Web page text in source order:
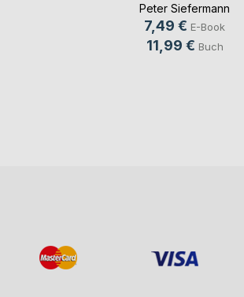
Peter Siefermann
7,49 € E-Book
11,99 € Buch